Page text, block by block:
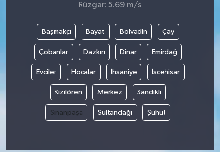
Rüzgar: 5.69 m/s
Başmakçı Bayat Bolvadin Çay
Çobanlar Dazkırı Dinar Emirdağ
Evciler Hocalar İhsaniye İscehisar
Kızılören Merkez Sandıklı
Sinanpaşa Sultandağı Şuhut